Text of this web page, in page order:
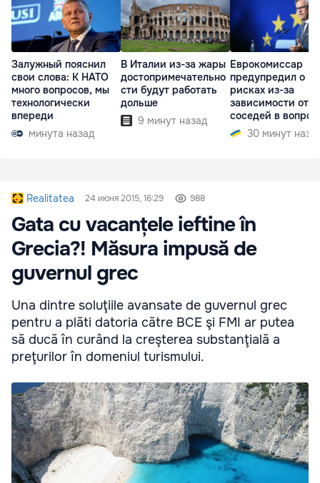
Залужный пояснил
свои слова: К НАТО
много вопросов, мы
технологически
впереди
минута назад
В Италии из-за жары
достопримечательно
сти будут работать
дольше
9 минут назад
Еврокомиссар
предупредил о
рисках из-за
зависимости от
соседей в
границ30 минут
Realitatea 24 июня 2015, 16:29 988
Gata cu vacanțele ieftine în
Grecia?! Măsura impusă de
guvernul grec
Una dintre soluţiile avansate de guvernul grec
pentru a plăti datoria către BCE şi FMI ar putea
să ducă în curând la creşterea substanţială a
preţurilor în domeniul turismului.